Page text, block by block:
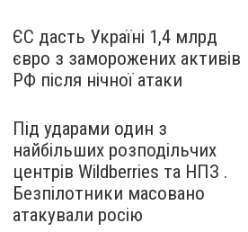
ЄС дасть Україні 1,4 млрд
євро з заморожених активів
РФ після нічної атаки
Під ударами один з
найбільших розподільчих
центрів Wildberries та НПЗ .
Безпілотники масовано
атакували росію